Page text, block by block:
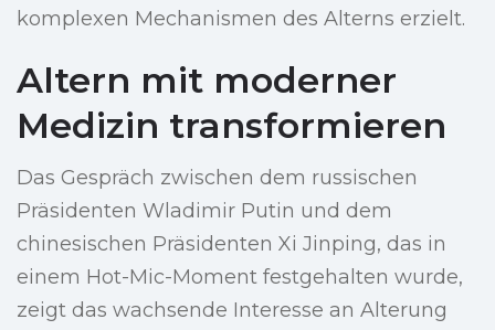
komplexen Mechanismen des Alterns erzielt.
Altern mit moderner
Medizin transformieren
Das Gespräch zwischen dem russischen
Präsidenten Wladimir Putin und dem
chinesischen Präsidenten Xi Jinping, das in
einem Hot-Mic-Moment festgehalten wurde,
zeigt das wachsende Interesse an Alterung